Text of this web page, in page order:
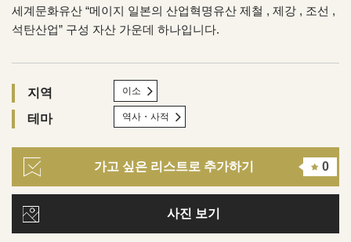
세계문화유산 “메이지 일본의 산업혁명유산 제철 , 제강 , 조선 ,
석탄산업” 구성 자산 가운데 하나입니다.
지역 이소
테마 역사・사적
가고 싶은 리스트로 추가하기 0
사진 보기